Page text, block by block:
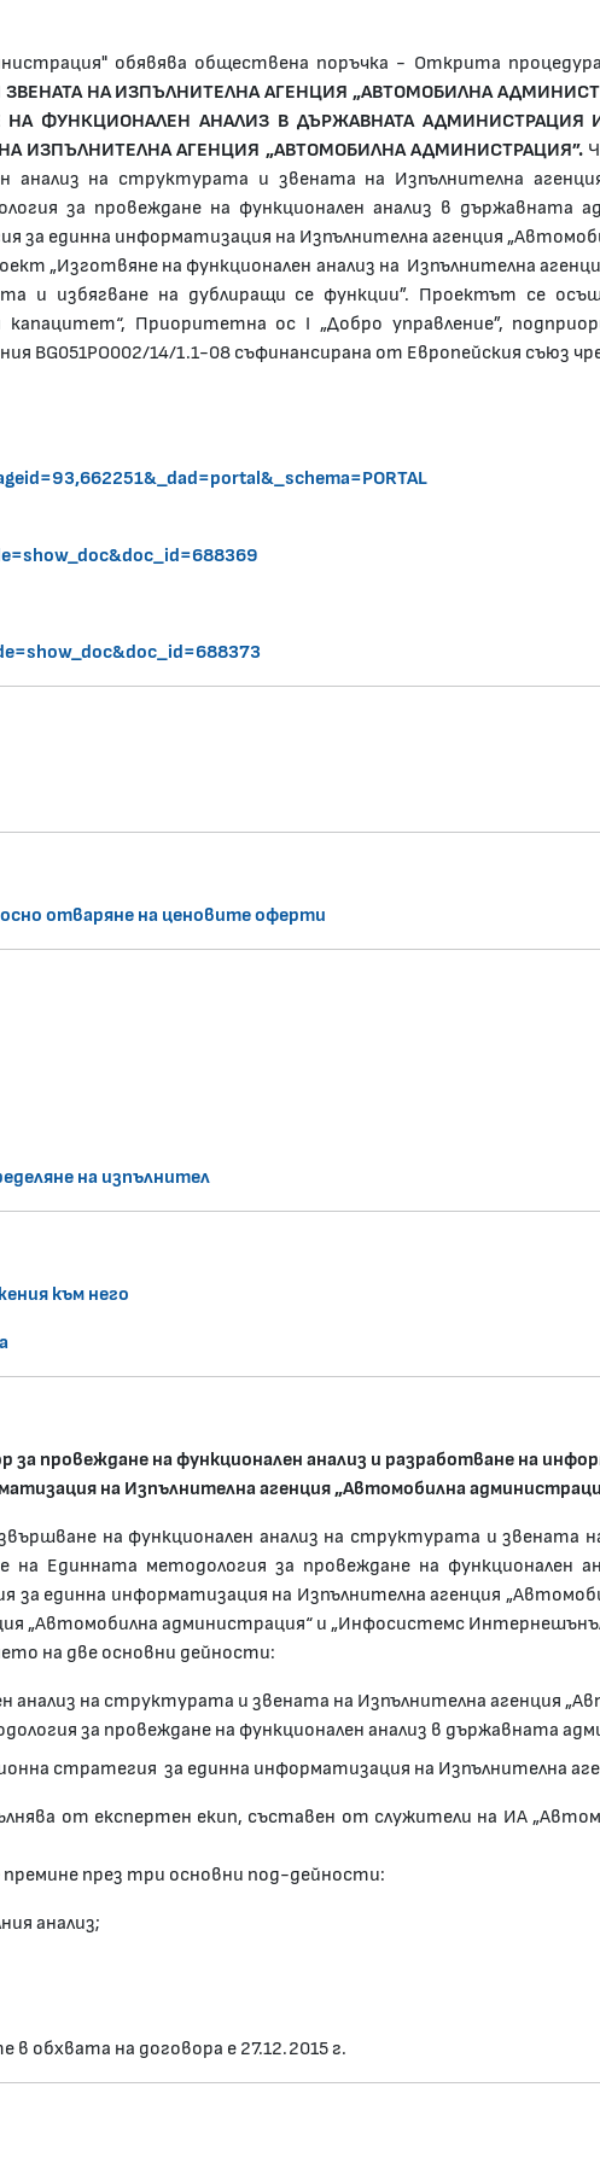
обявява обществена поръчка - Открита
НА ИЗПЪЛНИТЕЛНА АГЕНЦИЯ „АВТОМОБИЛНА
НА ФУНКЦИОНАЛЕН АНАЛИЗ В ДЪРЖАВНАТА АДМИНИСТРАЦИЯ
ИЗПЪЛНИТЕЛНА АГЕНЦИЯ „АВТОМОБИЛНА АДМИНИСТРАЦИЯ”.
анализ на структурата и звената на Изпълнителна
за провеждане на функционален анализ в държавната
за единна информатизация на Изпълнителна агенция
„Изготвяне на функционален анализ на Изпълнителна
и избягване на дублиращи се функции”. Проектът се
Приоритетна ос І „Добро управление”,
BG051PO002/14/1.1-08 съфинансирана от Европейския съюз
отваряне на ценовите оферти
на изпълнител
към него
провеждане на функционален анализ и разработване на
на Изпълнителна агенция „Автомобилна
на функционален анализ на структурата и звената
на Единната методология за провеждане на функционален
единна информатизация на Изпълнителна агенция
„Автомобилна администрация“ и „Инфосистемс
на две основни дейности:
анализ на структурата и звената на Изпълнителна агенция
за провеждане на функционален анализ в държавната
стратегия за единна информатизация на Изпълнителна
от експертен екип, съставен от служители на ИА
през три основни под-дейности:
анализ;
обхвата на договора е 27.12.2015 г.